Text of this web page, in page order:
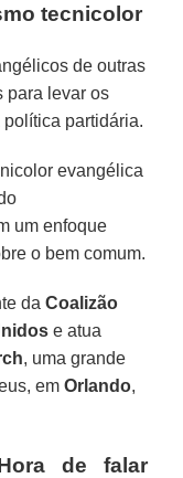
tecnicolor
de outras
para levar os
partidária.
evangélica
um enfoque
o bem comum.
daCoalizão
e atua
, uma grande
emOrlando,
de falar